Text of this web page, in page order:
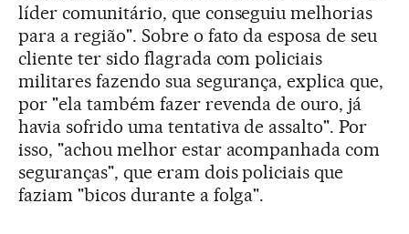
líder comunitário, que conseguiu melhorias
para a região". Sobre o fato da esposa de seu
cliente ter sido flagrada com policiais
militares fazendo sua segurança, explica que,
por "ela também fazer revenda de ouro, já
havia sofrido uma tentativa de assalto". Por
isso, "achou melhor estar acompanhada com
seguranças", que eram dois policiais que
faziam "bicos durante a folga".